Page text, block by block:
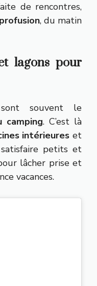
de rencontres,
, du matin
lagons pour
souvent le
. C’est là
intérieures et
petits et
lâcher prise et
vacances.